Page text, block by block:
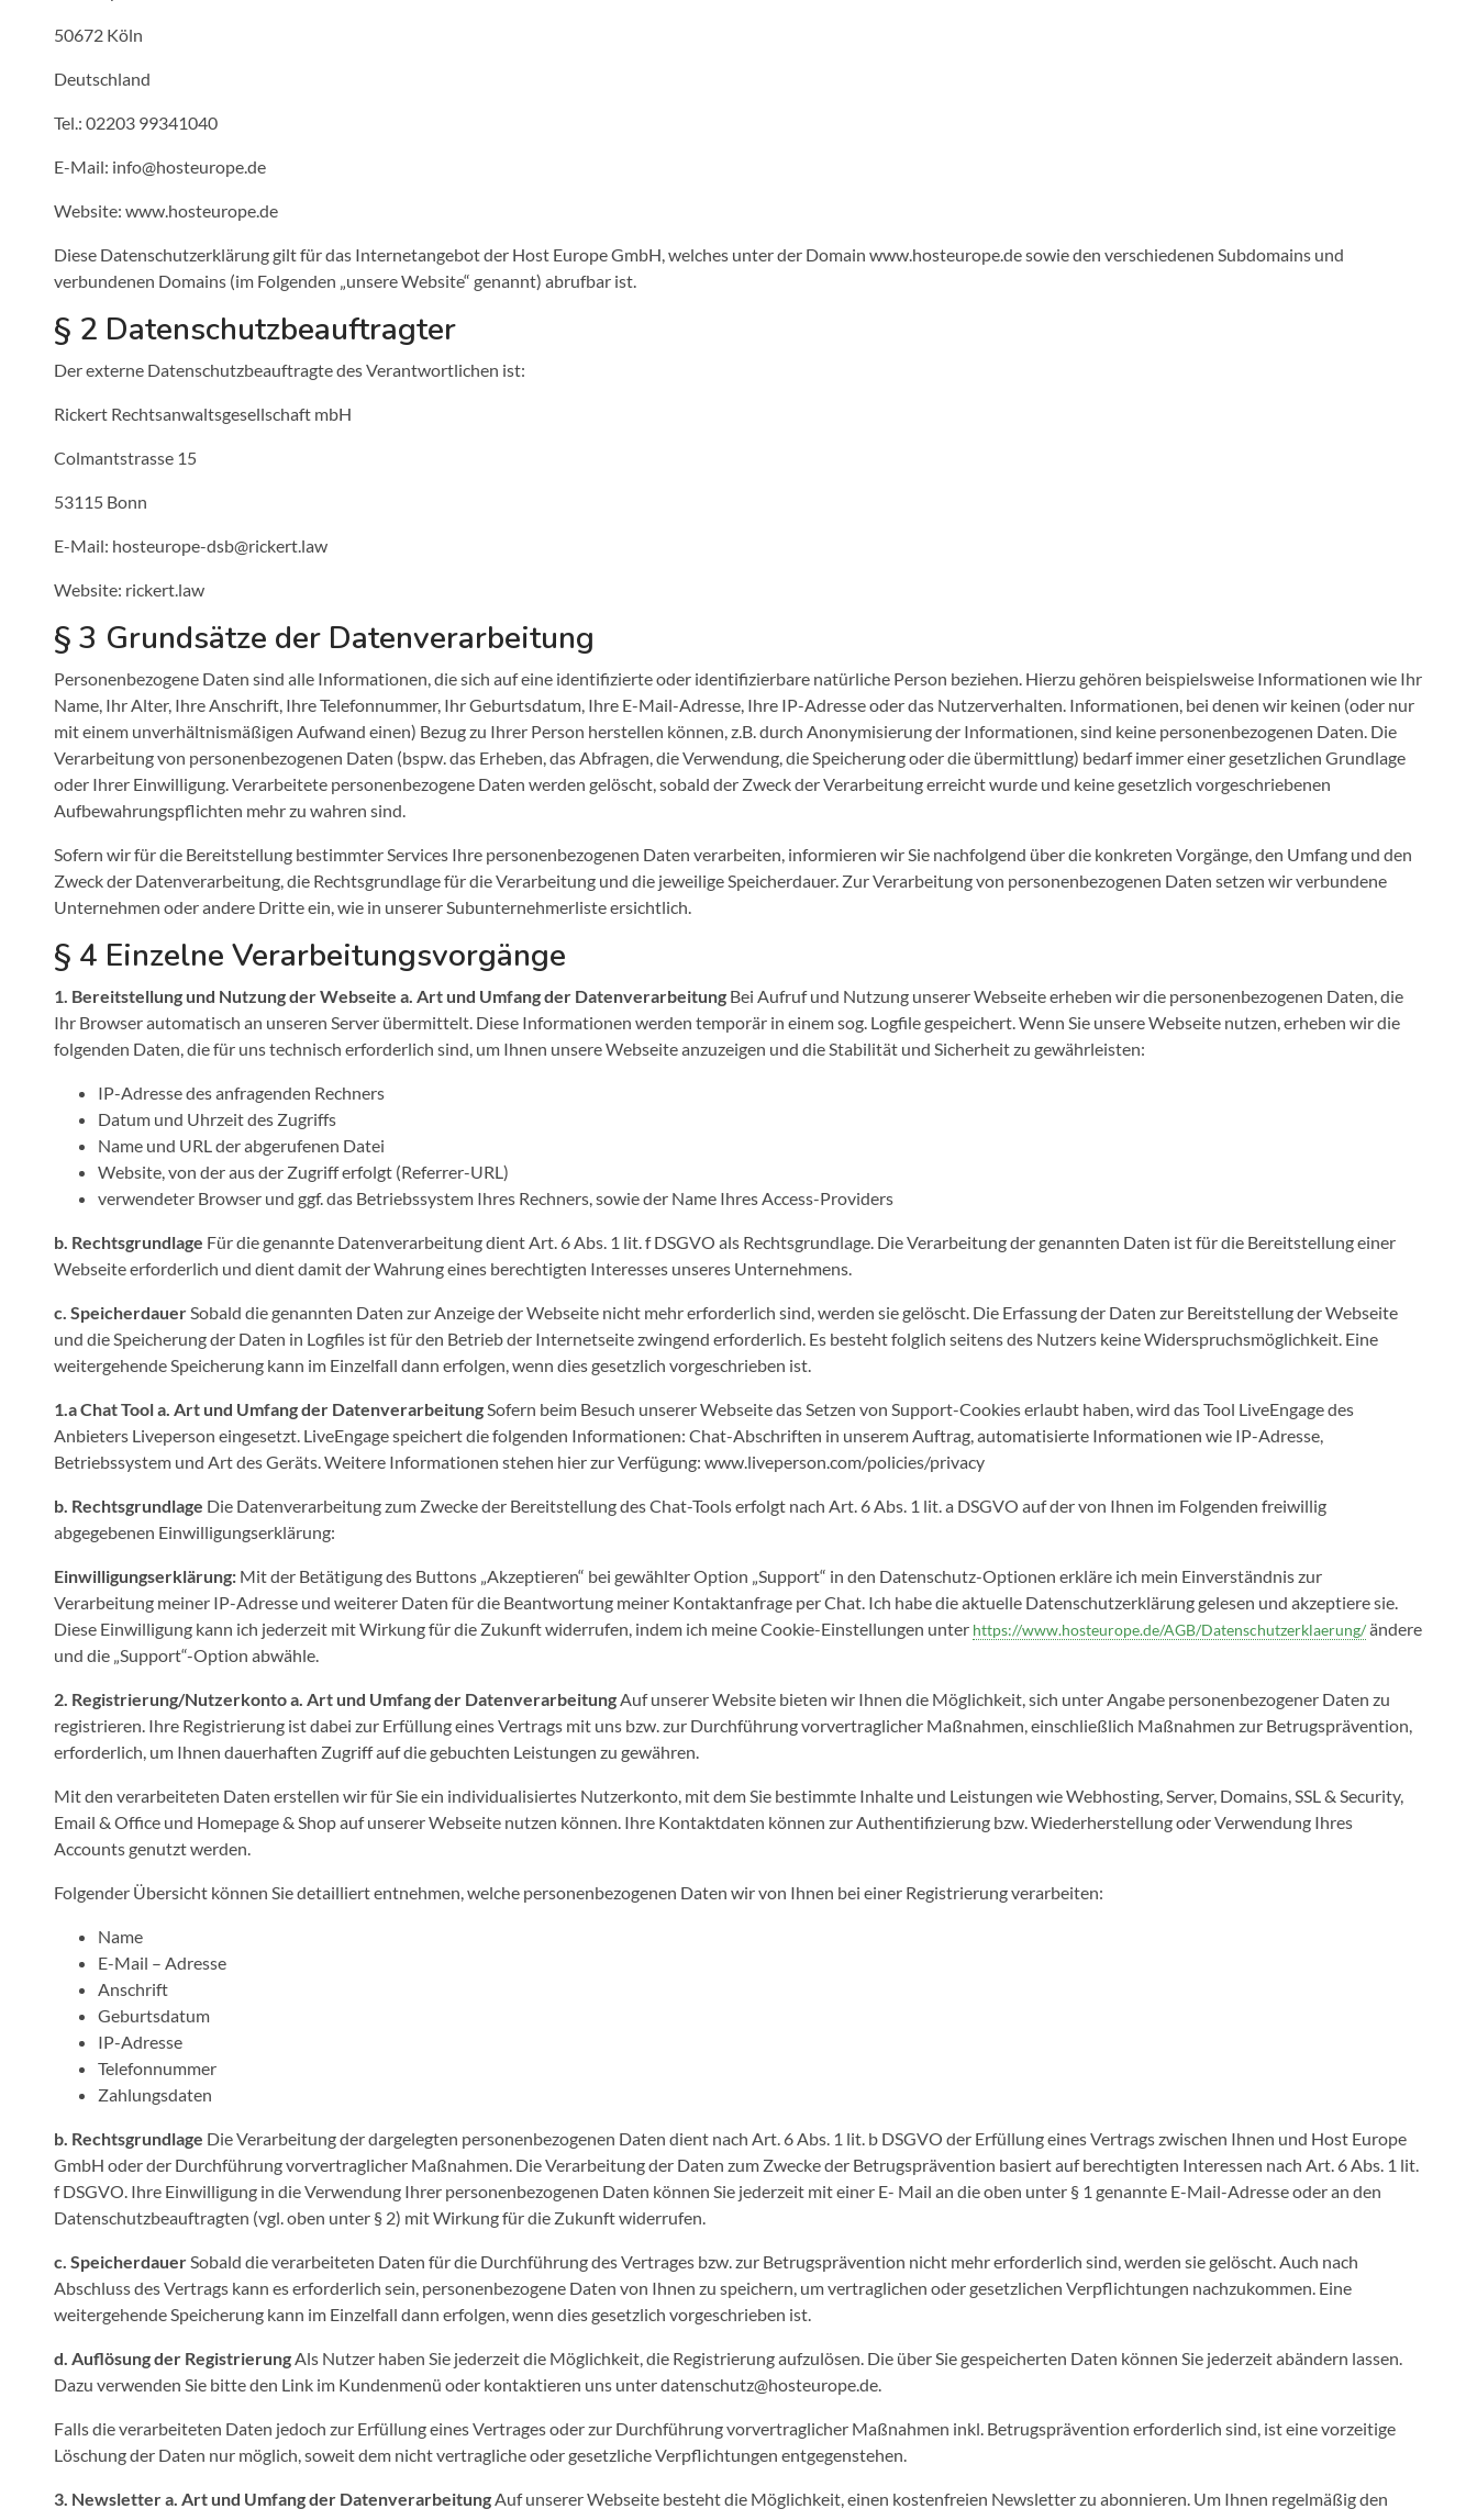
50672 Köln
Deutschland
Tel.: 02203 99341040
E-Mail: info@hosteurope.de
Website: www.hosteurope.de
Diese Datenschutzerklärung gilt für das Internetangebot der Host Europe GmbH, welches unter der Domain www.hosteurope.de sowie den verschiedenen Subdomains und
verbundenen Domains (im Folgenden „unsere Website“ genannt) abrufbar ist.
§ 2 Datenschutzbeauftragter
Der externe Datenschutzbeauftragte des Verantwortlichen ist:
Rickert Rechtsanwaltsgesellschaft mbH
Colmantstrasse 15
53115 Bonn
E-Mail: hosteurope-dsb@rickert.law
Website: rickert.law
§ 3 Grundsätze der Datenverarbeitung
Personenbezogene Daten sind alle Informationen, die sich auf eine identifizierte oder identifizierbare natürliche Person beziehen. Hierzu gehören beispielsweise Informationen wie Ihr
Name, Ihr Alter, Ihre Anschrift, Ihre Telefonnummer, Ihr Geburtsdatum, Ihre E-Mail-Adresse, Ihre IP-Adresse oder das Nutzerverhalten. Informationen, bei denen wir keinen (oder nur
mit einem unverhältnismäßigen Aufwand einen) Bezug zu Ihrer Person herstellen können, z.B. durch Anonymisierung der Informationen, sind keine personenbezogenen Daten. Die
Verarbeitung von personenbezogenen Daten (bspw. das Erheben, das Abfragen, die Verwendung, die Speicherung oder die übermittlung) bedarf immer einer gesetzlichen Grundlage
oder Ihrer Einwilligung. Verarbeitete personenbezogene Daten werden gelöscht, sobald der Zweck der Verarbeitung erreicht wurde und keine gesetzlich vorgeschriebenen
Aufbewahrungspflichten mehr zu wahren sind.
Sofern wir für die Bereitstellung bestimmter Services Ihre personenbezogenen Daten verarbeiten, informieren wir Sie nachfolgend über die konkreten Vorgänge, den Umfang und den
Zweck der Datenverarbeitung, die Rechtsgrundlage für die Verarbeitung und die jeweilige Speicherdauer. Zur Verarbeitung von personenbezogenen Daten setzen wir verbundene
Unternehmen oder andere Dritte ein, wie in unserer Subunternehmerliste ersichtlich.
§ 4 Einzelne Verarbeitungsvorgänge
1. Bereitstellung und Nutzung der Webseite a. Art und Umfang der Datenverarbeitung Bei Aufruf und Nutzung unserer Webseite erheben wir die personenbezogenen Daten, die
Ihr Browser automatisch an unseren Server übermittelt. Diese Informationen werden temporär in einem sog. Logfile gespeichert. Wenn Sie unsere Webseite nutzen, erheben wir die
folgenden Daten, die für uns technisch erforderlich sind, um Ihnen unsere Webseite anzuzeigen und die Stabilität und Sicherheit zu gewährleisten:
IP-Adresse des anfragenden Rechners
Datum und Uhrzeit des Zugriffs
Name und URL der abgerufenen Datei
Website, von der aus der Zugriff erfolgt (Referrer-URL)
verwendeter Browser und ggf. das Betriebssystem Ihres Rechners, sowie der Name Ihres Access-Providers
b. Rechtsgrundlage Für die genannte Datenverarbeitung dient Art. 6 Abs. 1 lit. f DSGVO als Rechtsgrundlage. Die Verarbeitung der genannten Daten ist für die Bereitstellung einer
Webseite erforderlich und dient damit der Wahrung eines berechtigten Interesses unseres Unternehmens.
c. SpeicherdauerSobald die genannten Daten zur Anzeige der Webseite nicht mehr erforderlich sind, werden sie gelöscht. Die Erfassung der Daten zur Bereitstellung der Webseite
und die Speicherung der Daten in Logfiles ist für den Betrieb der Internetseite zwingend erforderlich. Es besteht folglich seitens des Nutzers keine Widerspruchsmöglichkeit. Eine
weitergehende Speicherung kann im Einzelfall dann erfolgen, wenn dies gesetzlich vorgeschrieben ist.
1.a Chat Toola. Art und Umfang der DatenverarbeitungSofern beim Besuch unserer Webseite das Setzen von Support-Cookies erlaubt haben, wird das Tool LiveEngage des
Anbieters Liveperson eingesetzt. LiveEngage speichert die folgenden Informationen: Chat-Abschriften in unserem Auftrag, automatisierte Informationen wie IP-Adresse,
Betriebssystem und Art des Geräts. Weitere Informationen stehen hier zur Verfügung: www.liveperson.com/policies/privacy
b. Rechtsgrundlage Die Datenverarbeitung zum Zwecke der Bereitstellung des Chat-Tools erfolgt nach Art. 6 Abs. 1 lit. a DSGVO auf der von Ihnen im Folgenden freiwillig
abgegebenen Einwilligungserklärung:
Einwilligungserklärung: Mit der Betätigung des Buttons „Akzeptieren“ bei gewählter Option „Support“ in den Datenschutz-Optionen erkläre ich mein Einverständnis zur
Verarbeitung meiner IP-Adresse und weiterer Daten für die Beantwortung meiner Kontaktanfrage per Chat. Ich habe die aktuelle Datenschutzerklärung gelesen und akzeptiere sie.
Diese Einwilligung kann ich jederzeit mit Wirkung für die Zukunft widerrufen, indem ich meine Cookie-Einstellungen unter https://www.hosteurope.de/AGB/Datenschutzerklaerung/ändere
und die „Support“-Option abwähle.
2. Registrierung/Nutzerkontoa. Art und Umfang der DatenverarbeitungAuf unserer Website bieten wir Ihnen die Möglichkeit, sich unter Angabe personenbezogener Daten zu
registrieren. Ihre Registrierung ist dabei zur Erfüllung eines Vertrags mit uns bzw. zur Durchführung vorvertraglicher Maßnahmen, einschließlich Maßnahmen zur Betrugsprävention,
erforderlich, um Ihnen dauerhaften Zugriff auf die gebuchten Leistungen zu gewähren.
Mit den verarbeiteten Daten erstellen wir für Sie ein individualisiertes Nutzerkonto, mit dem Sie bestimmte Inhalte und Leistungen wie Webhosting, Server, Domains, SSL & Security,
Email & Office und Homepage & Shop auf unserer Webseite nutzen können. Ihre Kontaktdaten können zur Authentifizierung bzw. Wiederherstellung oder Verwendung Ihres
Accounts genutzt werden.
Folgender Übersicht können Sie detailliert entnehmen, welche personenbezogenen Daten wir von Ihnen bei einer Registrierung verarbeiten:
Name
E-Mail – Adresse
Anschrift
Geburtsdatum
IP-Adresse
Telefonnummer
Zahlungsdaten
b. Rechtsgrundlage Die Verarbeitung der dargelegten personenbezogenen Daten dient nach Art. 6 Abs. 1 lit. b DSGVO der Erfüllung eines Vertrags zwischen Ihnen und Host Europe
GmbH oder der Durchführung vorvertraglicher Maßnahmen. Die Verarbeitung der Daten zum Zwecke der Betrugsprävention basiert auf berechtigten Interessen nach Art. 6 Abs. 1 lit.
f DSGVO. Ihre Einwilligung in die Verwendung Ihrer personenbezogenen Daten können Sie jederzeit mit einer E- Mail an die oben unter § 1 genannte E-Mail-Adresse oder an den
Datenschutzbeauftragten (vgl. oben unter § 2) mit Wirkung für die Zukunft widerrufen.
c. SpeicherdauerSobald die verarbeiteten Daten für die Durchführung des Vertrages bzw. zur Betrugsprävention nicht mehr erforderlich sind, werden sie gelöscht. Auch nach
Abschluss des Vertrags kann es erforderlich sein, personenbezogene Daten von Ihnen zu speichern, um vertraglichen oder gesetzlichen Verpflichtungen nachzukommen. Eine
weitergehende Speicherung kann im Einzelfall dann erfolgen, wenn dies gesetzlich vorgeschrieben ist.
d. Auflösung der RegistrierungAls Nutzer haben Sie jederzeit die Möglichkeit, die Registrierung aufzulösen. Die über Sie gespeicherten Daten können Sie jederzeit abändern lassen.
Dazu verwenden Sie bitte den Link im Kundenmenü oder kontaktieren uns unter datenschutz@hosteurope.de.
Falls die verarbeiteten Daten jedoch zur Erfüllung eines Vertrages oder zur Durchführung vorvertraglicher Maßnahmen inkl. Betrugsprävention erforderlich sind, ist eine vorzeitige
Löschung der Daten nur möglich, soweit dem nicht vertragliche oder gesetzliche Verpflichtungen entgegenstehen.
3. Newslettera. Art und Umfang der DatenverarbeitungAuf unserer Webseite besteht die Möglichkeit, einen kostenfreien Newsletter zu abonnieren. Um Ihnen regelmäßig den